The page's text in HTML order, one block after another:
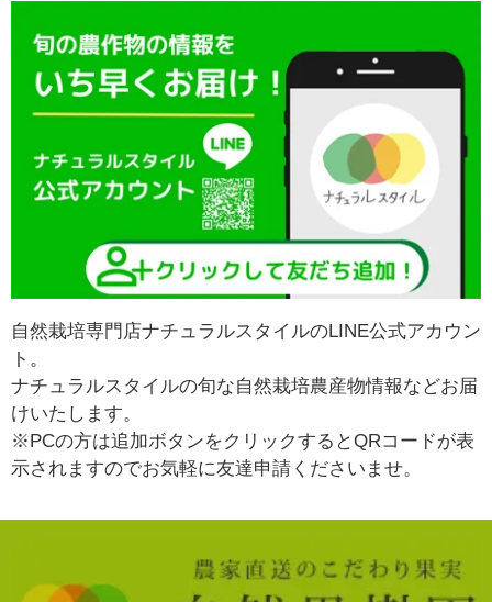
自然栽培専門店ナチュラルスタイルのLINE公式アカウン
ト。
ナチュラルスタイルの旬な自然栽培農産物情報などお届
けいたします。
※PCの方は追加ボタンをクリックするとQRコードが表
示されますのでお気軽に友達申請くださいませ。